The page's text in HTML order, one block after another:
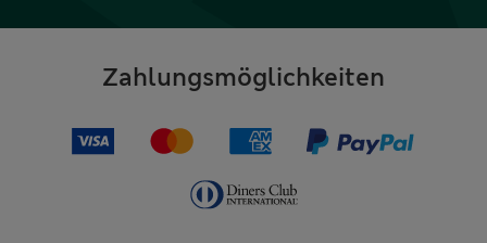
Zahlungsmöglichkeiten